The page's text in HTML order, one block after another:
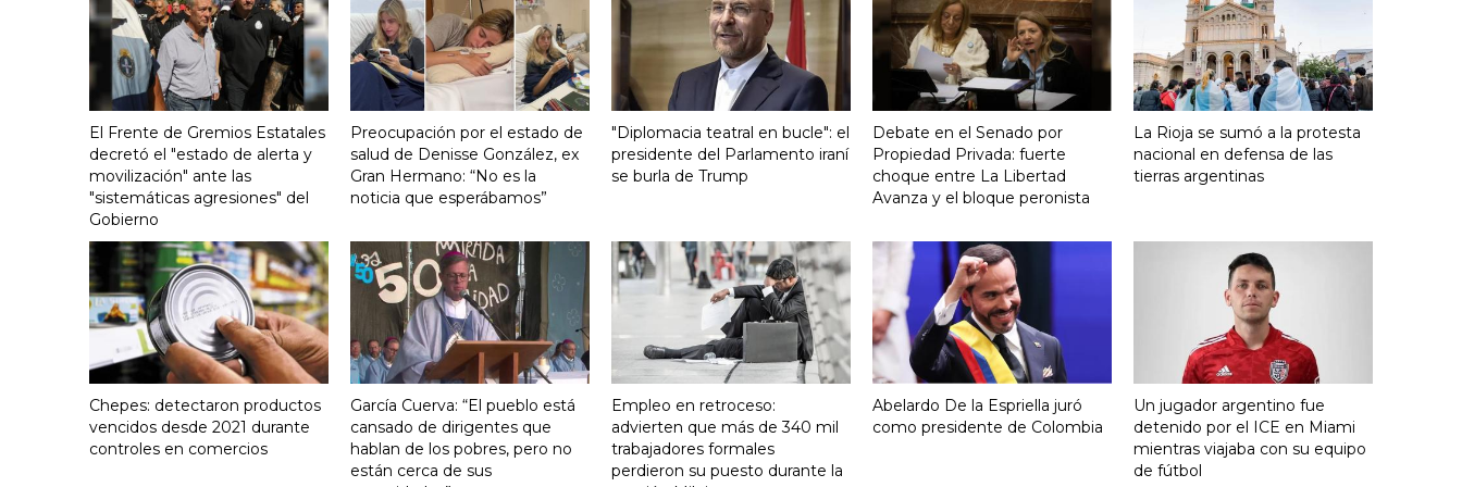
El Frente de Gremios Estatales
decretó el "estado de alerta y
movilización" ante las
"sistemáticas agresiones" del
Gobierno
Preocupación por el estado de
salud de Denisse González, ex
Gran Hermano: “No es la
noticia que esperábamos”
"Diplomacia teatral en bucle": el
presidente del Parlamento iraní
se burla de Trump
Debate en el Senado por
Propiedad Privada: fuerte
choque entre La Libertad
Avanza y el bloque peronista
La Rioja se sumó a la protesta
nacional en defensa de las
tierras argentinas
Chepes: detectaron productos
vencidos desde 2021 durante
controles en comercios
García Cuerva: “El pueblo está
cansado de dirigentes que
hablan de los pobres, pero no
están cerca de sus
Empleo en retroceso:
advierten que más de 340 mil
trabajadores formales
perdieron su puesto durante la
Abelardo De la Espriella juró
como presidente de Colombia
Un jugador argentino fue
detenido por el ICE en Miami
mientras viajaba con su equipo
de fútbol